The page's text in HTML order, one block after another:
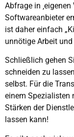
Abfrage in ‚eigenen
Softwareanbieter
ist daher einfach
unnötige Arbeit
Schließlich gehen
schneiden zu
selbst. Für die
einem Spezialisten
Stärken der
lassen kann!